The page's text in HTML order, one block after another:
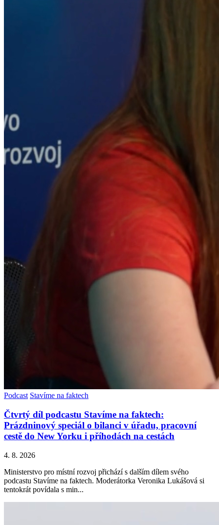
Podcast Stavíme na faktech
Čtvrtý díl podcastu Stavíme na faktech:
Prázdninový speciál o bilanci v úřadu, pracovní
cestě do New Yorku i příhodách na cestách
4. 8. 2026
Ministerstvo pro místní rozvoj přichází s dalším dílem svého
podcastu Stavíme na faktech. Moderátorka Veronika Lukášová si
tentokrát povídala s min...